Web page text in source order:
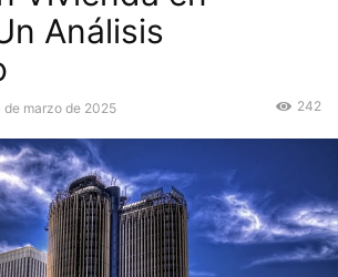
Análisis
de marzo de 2025 242